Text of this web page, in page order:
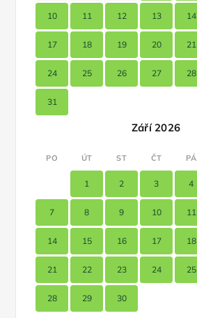
10 11 12 13 14
17 18 19 20 21
24 25 26 27 28
31
Září 2026
PO ÚT ST ČT PÁ
1 2 3 4
7 8 9 10 11
14 15 16 17 18
21 22 23 24 25
28 29 30